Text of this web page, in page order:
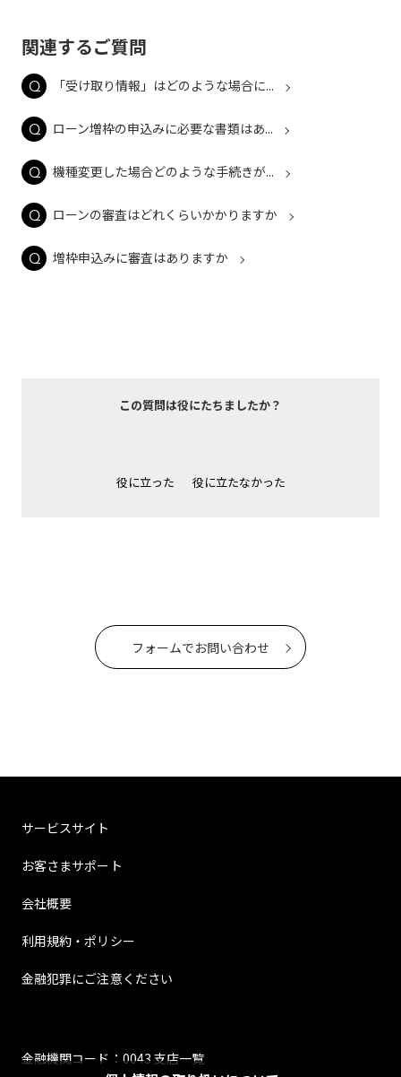
関連するご質問
「受け取り情報」はどのような場合に...
ローン増枠の申込みに必要な書類はあ...
機種変更した場合どのような手続きが...
ローンの審査はどれくらいかかりますか
増枠申込みに審査はありますか
この質問は役にたちましたか？
役に立った 役に立たなかった
フォームでお問い合わせ
サービスサイト
お客さまサポート
会社概要
利用規約・ポリシー
金融犯罪にご注意ください
金融機関コード：0043 支店一覧